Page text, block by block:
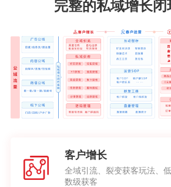
完整的私域增长闭
客户增长
全域引流、裂变获客玩法、
数级获客